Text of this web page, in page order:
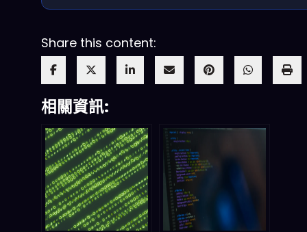
Share this content:
相關資訊: